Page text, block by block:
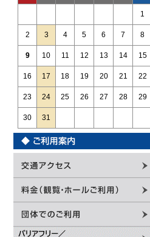
1
2 3 4 5 6 7 8
9 10 11 12 13 14 15
16 17 18 19 20 21 22
23 24 25 26 27 28 29
30 31